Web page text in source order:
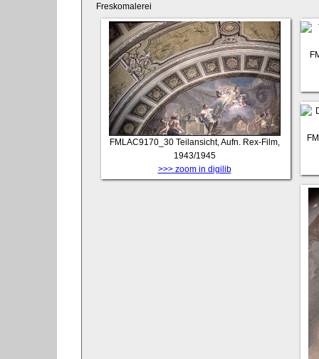
Freskomalerei
FMLAC9170_30 Teilansicht, Aufn. Rex-Film,
1943/1945
>>> zoom in digilib